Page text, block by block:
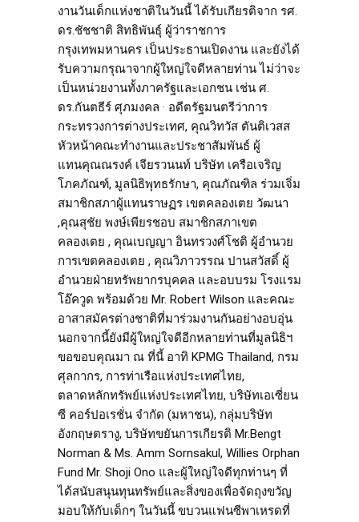
งานวันเด็กแห่งชาติในวันนี้ ได้รับเกียรติจาก รศ.
ดร.ชัชชาติ สิทธิพันธุ์ ผู้ว่าราชการ
กรุงเทพมหานคร เป็นประธานเปิดงาน และยังได้
รับความกรุณาจากผู้ใหญ่ใจดีหลายท่าน ไม่ว่าจะ
เป็นหน่วยงานทั้งภาครัฐและเอกชน เช่น ศ.
ดร.กันตธีร์ ศุภมงคล · อดีตรัฐมนตรีว่าการ
กระทรวงการต่างประเทศ, คุณวิทวัส ตันติเวสส
หัวหน้าคณะทำงานและประชาสัมพันธ์ ผู้
แทนคุณณรงค์ เจียรวนนท์ บริษัท เครือเจริญ
โภคภัณฑ์, มูลนิธิพุทธรักษา, คุณภัณฑิล ร่วมเจิ่ม
สมาชิกสภาผู้แทนราษฏร เขตคลองเตย วัฒนา
,คุณสุชัย พงษ์เพียรชอบ สมาชิกสภาเขต
คลองเตย , คุณเบญญา อินทรวงศ์โชติ ผู้อำนวย
การเขตคลองเตย , คุณวิภาวรรณ ปานสวัสดิ์ ผู้
อำนวยฝ่ายทรัพยากรบุคคล และอบบรม โรงแรม
โอ๊ควูด พร้อมด้วย Mr. Robert Wilson และคณะ
อาสาสมัครต่างชาติที่มาร่วมงานกันอย่างอบอุ่น
นอกจากนี้ยังมีผู้ใหญ่ใจดีอีกหลายท่านที่มูลนิธิฯ
ขอขอบคุณมา ณ ที่นี้ อาทิ KPMG Thailand, กรม
ศุลกากร, การท่าเรือแห่งประเทศไทย,
ตลาดหลักทรัพย์แห่งประเทศไทย, บริษัทเอเซี่ยน
ซี คอร์ปอเรชั่น จำกัด (มหาชน), กลุ่มบริษัท
อังกฤษตรางู, บริษัทขยันการเกียรติ Mr.Bengt
Norman & Ms. Amm Sornsakul, Willies Orphan
Fund Mr. Shoji Ono และผู้ใหญ่ใจดีทุกท่านๆ ที่
ได้สนับสนุนทุนทรัพย์และสิ่งของเพื่อจัดถุงขวัญ
มอบให้กับเด็กๆ ในวันนี้ ขบวนแฟนซีพาเหรดที่